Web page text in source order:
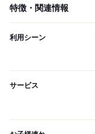
特徴・関連情報
利用シーン
サービス